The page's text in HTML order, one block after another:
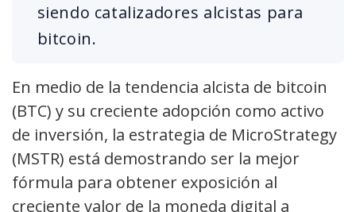
siendo catalizadores alcistas para
bitcoin.
En medio de la tendencia alcista de bitcoin
(BTC) y su creciente adopción como activo
de inversión, la estrategia de MicroStrategy
(MSTR) está demostrando ser la mejor
fórmula para obtener exposición al
creciente valor de la moneda digital a